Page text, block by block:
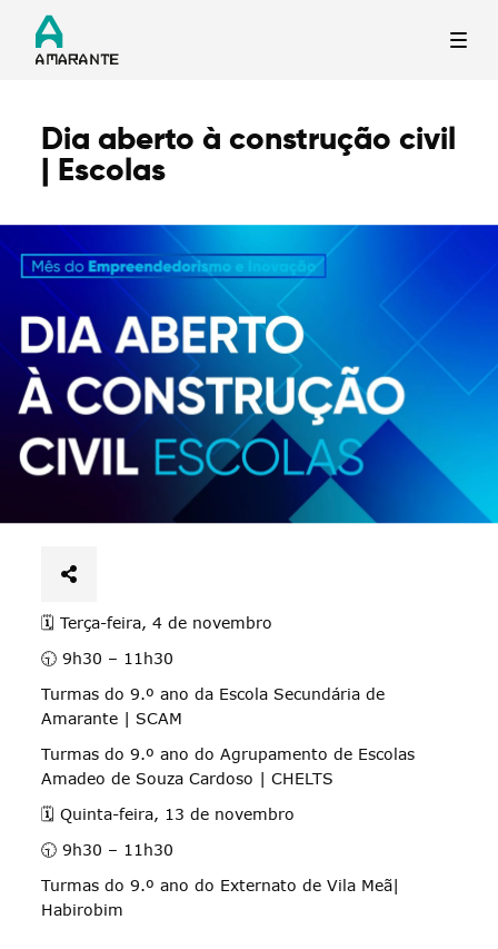
Termo de Pesquisa
Categorias gerais
Filtros
Dia aberto à construção civil
| Escolas
🗓️ Terça-feira, 4 de novembro
🕤 9h30 – 11h30
Turmas do 9.º ano da Escola Secundária de
Amarante | SCAM
Turmas do 9.º ano do Agrupamento de Escolas
Amadeo de Souza Cardoso | CHELTS
🗓️ Quinta-feira, 13 de novembro
🕤 9h30 – 11h30
Turmas do 9.º ano do Externato de Vila Meã|
Habirobim